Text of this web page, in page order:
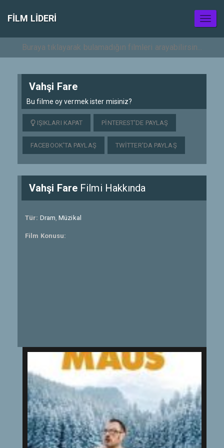
FILM LIDERI
Vahşi Fare
Bu filme oy vermek ister misiniz?
IŞIKLARI KAPAT PINTEREST'DE PAYLAŞ
FACEBOOK'TA PAYLAŞ TWITTER'DA PAYLAŞ
Vahşi Fare Filmi Hakkında
Tür: Dram,Müzikal
Film Konusu: